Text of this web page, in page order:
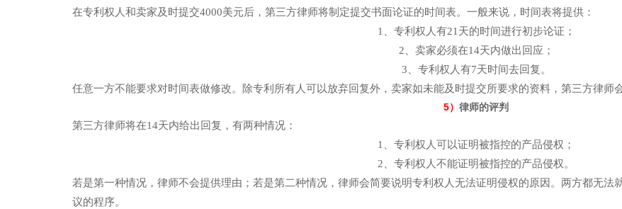
在专利权人和卖家及时提交4000美元后，第三方律师将制定提交书面论证的时间表。一般来说，时间表将提供：
1、专利权人有21天的时间进行初步论证；
2、卖家必须在14天内做出回应；
3、专利权人有7天时间去回复。
任意一方不能要求对时间表做修改。除专利所有人可以放弃回复外，卖家如未能及时提交所要求的资料，第三方律师
5） 律师的评判
第三方律师将在14天内给出回复，有两种情况：
1、专利权人可以证明被指控的产品侵权；
2、专利权人不能证明被指控的产品侵权。
若是第一种情况，律师不会提供理由；若是第二种情况，律师会简要说明专利权人无法证明侵权的原因。两方都无
议的程序。